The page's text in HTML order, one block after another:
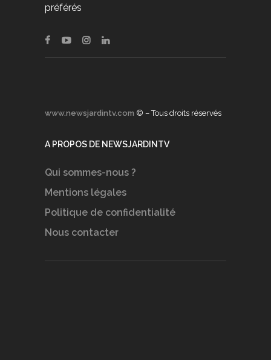
préférés
www.newsjardintv.com © – Tous droits réservés
A PROPOS DE NEWSJARDINTV
Qui sommes-nous ?
Mentions légales
Politique de confidentialité
Nous contacter